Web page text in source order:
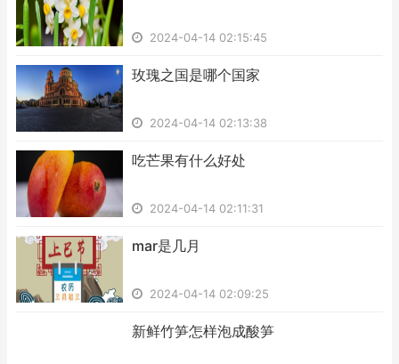
2024-04-14 02:15:45
​玫瑰之国是哪个国家
2024-04-14 02:13:38
​吃芒果有什么好处
2024-04-14 02:11:31
​mar是几月
2024-04-14 02:09:25
​新鲜竹笋怎样泡成酸笋